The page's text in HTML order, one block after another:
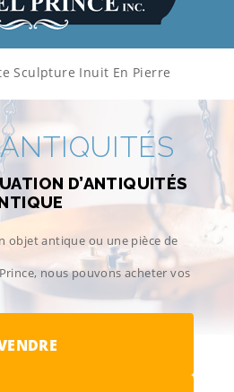
Sculpture Inuit En Pierre
D’ANTIQUITÉS
objet antique ou une pièce de
nous pouvons acheter vos